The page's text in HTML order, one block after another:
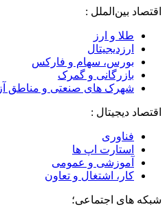
اقتصاد بین‌الملل :
طلا و ارز
ارزدیجیتال
بورس، سهام و فارکس
بازرگانی و گمرک
شهرک های صنعتی و مناطق
اقتصاد دیجیتال :
فناوری
استارت اپ ها
آموزشی و عمومی
کار، اشتغال و تعاون
شبکه های اجتماعی؛